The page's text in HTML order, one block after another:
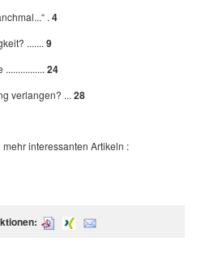
. 4
....... 9
................ 24
verlangen? ... 28
interessanten Artikeln :